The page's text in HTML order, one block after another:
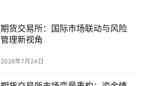
期货交易所：国际市场联动与风险
管理新视角
2026年7月24日